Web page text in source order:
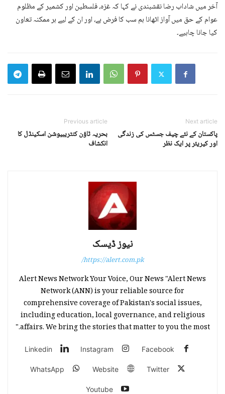
آخر میں شاداب رضا نقشبندی نے کہا کہ غزہ، فلسطین اور کشمیر کے مظلوم
عوام کے حق میں آواز اٹھانا ہم سب کا فرض ہے، اور ان کے لیے ہر ممکنہ تعاون
کیا جانا چاہیے۔
Previous article
بحریہ ٹاؤن کنٹریبیوشن اسکینڈل کا
انکشاف
Next article
پاکستان کے نئے چیف جسٹس کی زندگی
اور کیریئر پر ایک نظر
نیوز ڈیسک
https://alert.com.pk/
Alert News Network Your Voice, Our News "Alert News
Network (ANN) is your reliable source for
comprehensive coverage of Pakistan's social issues,
including education, local governance, and religious
affairs. We bring the stories that matter to you the most."
Facebook
Instagram
Linkedin
Twitter
Website
WhatsApp
Youtube